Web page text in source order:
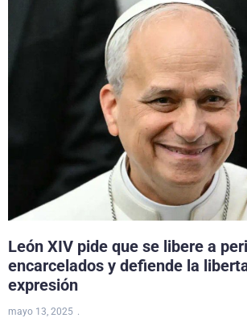
León XIV pide que se libere a
encarcelados y defiende la
expresión
mayo 13, 2025